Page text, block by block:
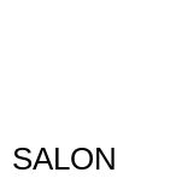
SALON